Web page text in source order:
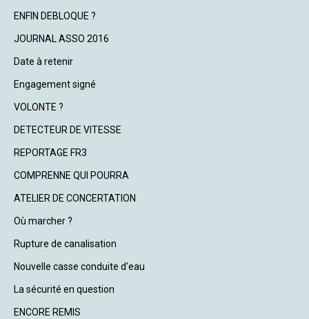
ENFIN DEBLOQUE ?
JOURNAL ASSO 2016
Date à retenir
Engagement signé
VOLONTE ?
DETECTEUR DE VITESSE
REPORTAGE FR3
COMPRENNE QUI POURRA
ATELIER DE CONCERTATION
Où marcher ?
Rupture de canalisation
Nouvelle casse conduite d'eau
La sécurité en question
ENCORE REMIS